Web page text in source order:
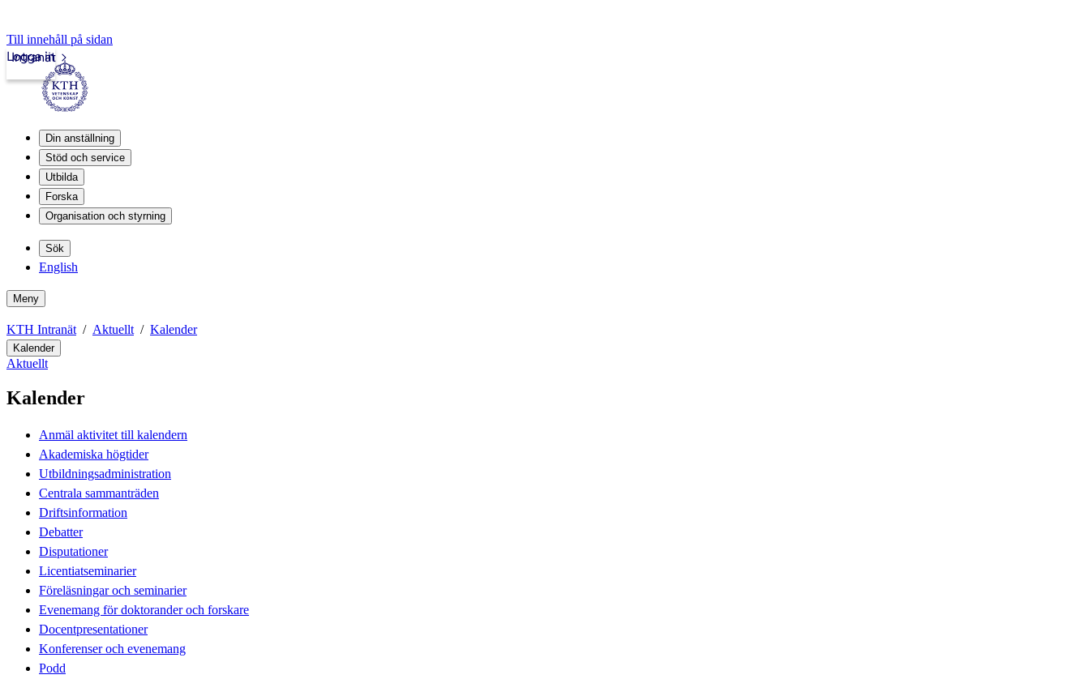
Till innehåll på sidan
Intranät
Logga in
Din anställning
Stöd och service
Utbilda
Forska
Organisation och styrning
Sök
English
Meny
KTH Intranät Aktuellt Kalender
Kalender
Aktuellt
Kalender
Anmäl aktivitet till kalendern
Akademiska högtider
Utbildningsadministration
Centrala sammanträden
Driftsinformation
Debatter
Disputationer
Licentiatseminarier
Föreläsningar och seminarier
Evenemang för doktorander och forskare
Docentpresentationer
Konferenser och evenemang
Podd